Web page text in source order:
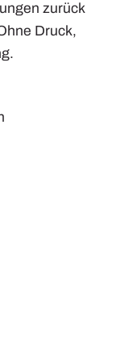
Praxis
zurück
Druck,